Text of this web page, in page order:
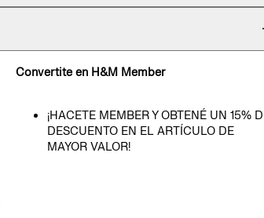
Convertite en H&M Member
¡HACETE MEMBER Y OBTENÉ UN 15%
DESCUENTO EN EL ARTÍCULO DE
MAYOR VALOR!